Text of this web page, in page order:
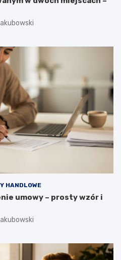
HANDLOWE
umowy – prosty wzór i